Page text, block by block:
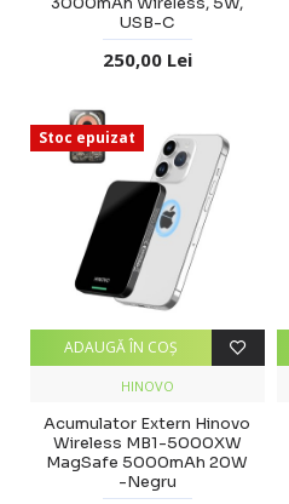
USB-C
250,00 Lei
Stoc epuizat
HINOVO
Acumulator Extern Hinovo
Wireless MB1-5000XW
MagSafe 5000mAh 20W
-Negru
ADAUGĂ ÎN COŞ